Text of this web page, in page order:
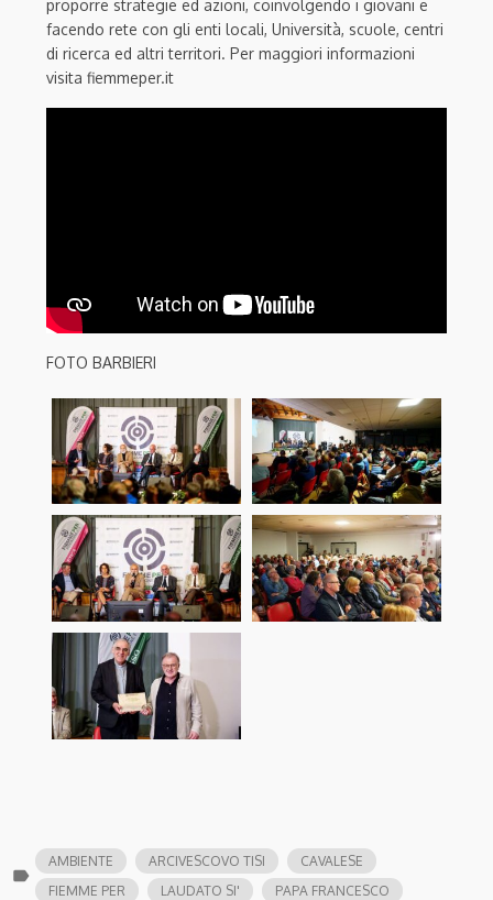
proporre strategie ed azioni, coinvolgendo i giovani e
facendo rete con gli enti locali, Università, scuole, centri
di ricerca ed altri territori. Per maggiori informazioni
visita fiemmeper.it
FOTO BARBIERI
label
AMBIENTE ARCIVESCOVO TISI
CAVALESE
FIEMME PER
LAUDATO SI' PAPA FRANCESCO